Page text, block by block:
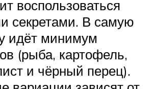
воспользоваться
секретами. В самую
идёт минимум
(рыба, картофель,
и чёрный перец).